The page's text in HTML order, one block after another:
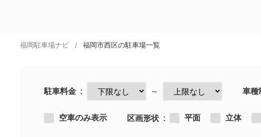
福岡駐車場ナビ 福岡市西区の駐車場一覧
駐車料金 ～ 車種
空車のみ表示 区画形状 平面 立体